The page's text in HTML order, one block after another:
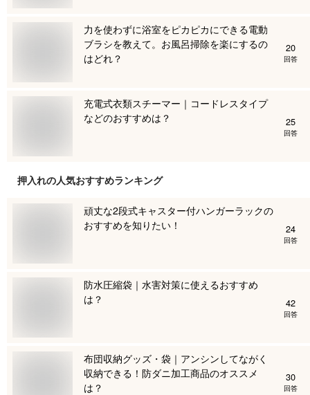
力を使わずに浴室をピカピカにできる電動
ブラシを教えて。お風呂掃除を楽にするの
はどれ？
20
回答
充電式衣類スチーマー｜コードレスタイプ
などのおすすめは？
25
回答
押入れの人気おすすめランキング
頑丈な2段式キャスター付ハンガーラックの
おすすめを知りたい！
24
回答
防水圧縮袋｜水害対策に使えるおすすめ
は？
42
回答
布団収納グッズ・袋｜アンシンしてながく
収納できる！防ダニ加工商品のオススメ
は？
30
回答